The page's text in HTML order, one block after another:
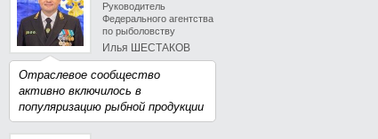
Руководитель
Федерального агентства
по рыболовству
Илья ШЕСТАКОВ
Отраслевое сообщество
активно включилось в
популяризацию рыбной продукции